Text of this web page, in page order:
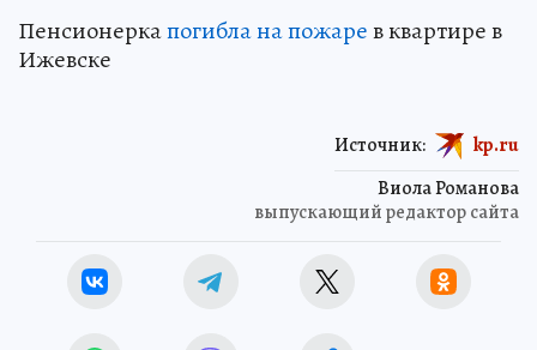
Пенсионеркапогибла на пожарев квартире в
Ижевске
Виола Романова
выпускающий редактор сайта
Источник: kp.ru